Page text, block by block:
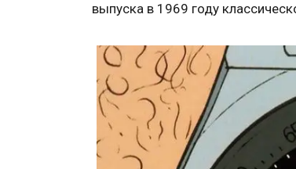
выпуска в 1969 году